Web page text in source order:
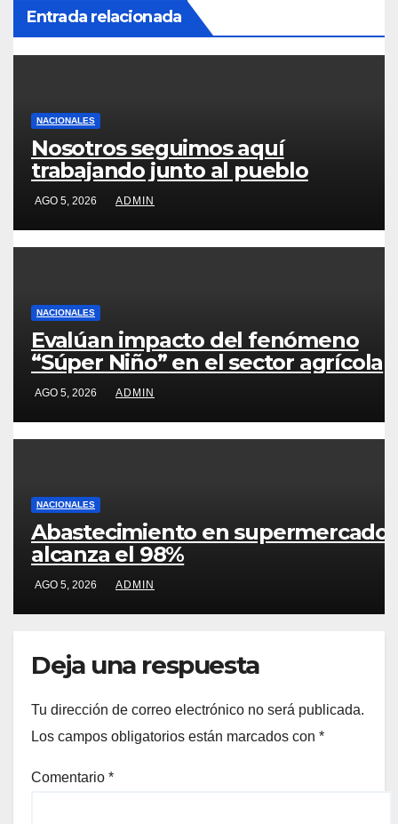
Entrada relacionada
NACIONALES
Nosotros seguimos aquí
trabajando junto al pueblo
AGO 5, 2026 ADMIN
NACIONALES
Evalúan impacto del fenómeno
“Súper Niño” en el sector agrícola
AGO 5, 2026 ADMIN
NACIONALES
Abastecimiento en supermercados
alcanza el 98%
AGO 5, 2026 ADMIN
Deja una respuesta
Tu dirección de correo electrónico no será publicada.
Los campos obligatorios están marcados con *
Comentario *